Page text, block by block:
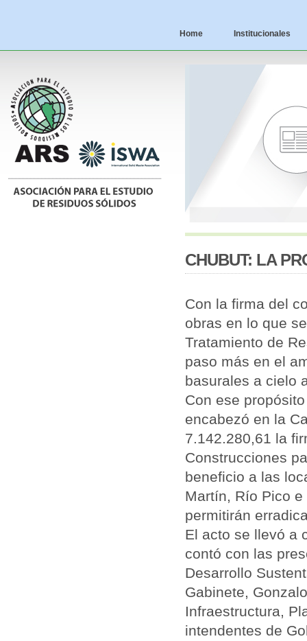
Home Institucionales
CHUBUT: LA
Con la firma del
obras en lo que
Tratamiento de
paso más en el
basurales a cielo
Con ese
encabezó en la
7.142.280,61 la
Construcciones
beneficio a las
Martín, Río Pico
permitirán
El acto se llevó a
contó con las
Desarrollo
Gabinete,
Infraestructura,
intendentes de